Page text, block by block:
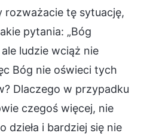
rozważacie tę sytuację,
pytania: „Bóg
ludzie wciąż nie
Bóg nie oświeci tych
Dlaczego w przypadku
czegoś więcej, nie
dzieła i bardziej się nie